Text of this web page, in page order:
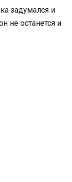
задумался и
не останется и